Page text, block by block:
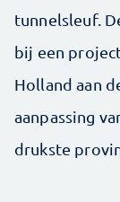
tunnelsleuf.
bij een
Holland aan
aanpassing
drukste